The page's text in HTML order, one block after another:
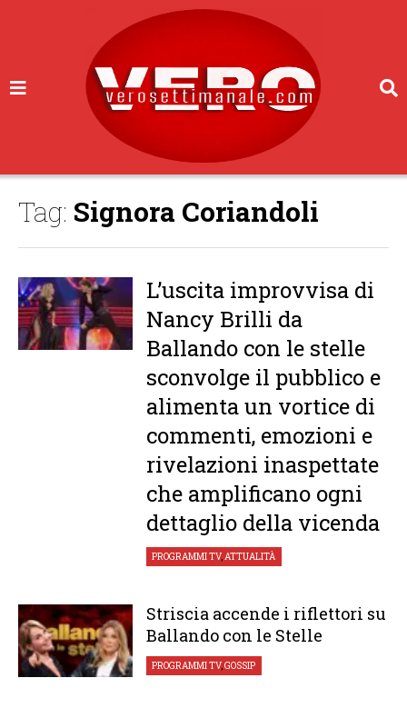
Tag: Signora Coriandoli
L’uscita improvvisa di
Nancy Brilli da
Ballando con le stelle
sconvolge il pubblico e
alimenta un vortice di
commenti, emozioni e
rivelazioni inaspettate
che amplificano ogni
dettaglio della vicenda
PROGRAMMI TV,ATTUALITÀ
Striscia accende i riflettori su
Ballando con le Stelle
PROGRAMMI TV,GOSSIP